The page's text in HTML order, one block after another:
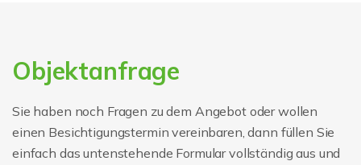
Objektanfrage
Sie haben noch Fragen zu dem Angebot oder wollen
einen Besichtigungstermin vereinbaren, dann füllen Sie
einfach das untenstehende Formular vollständig aus und